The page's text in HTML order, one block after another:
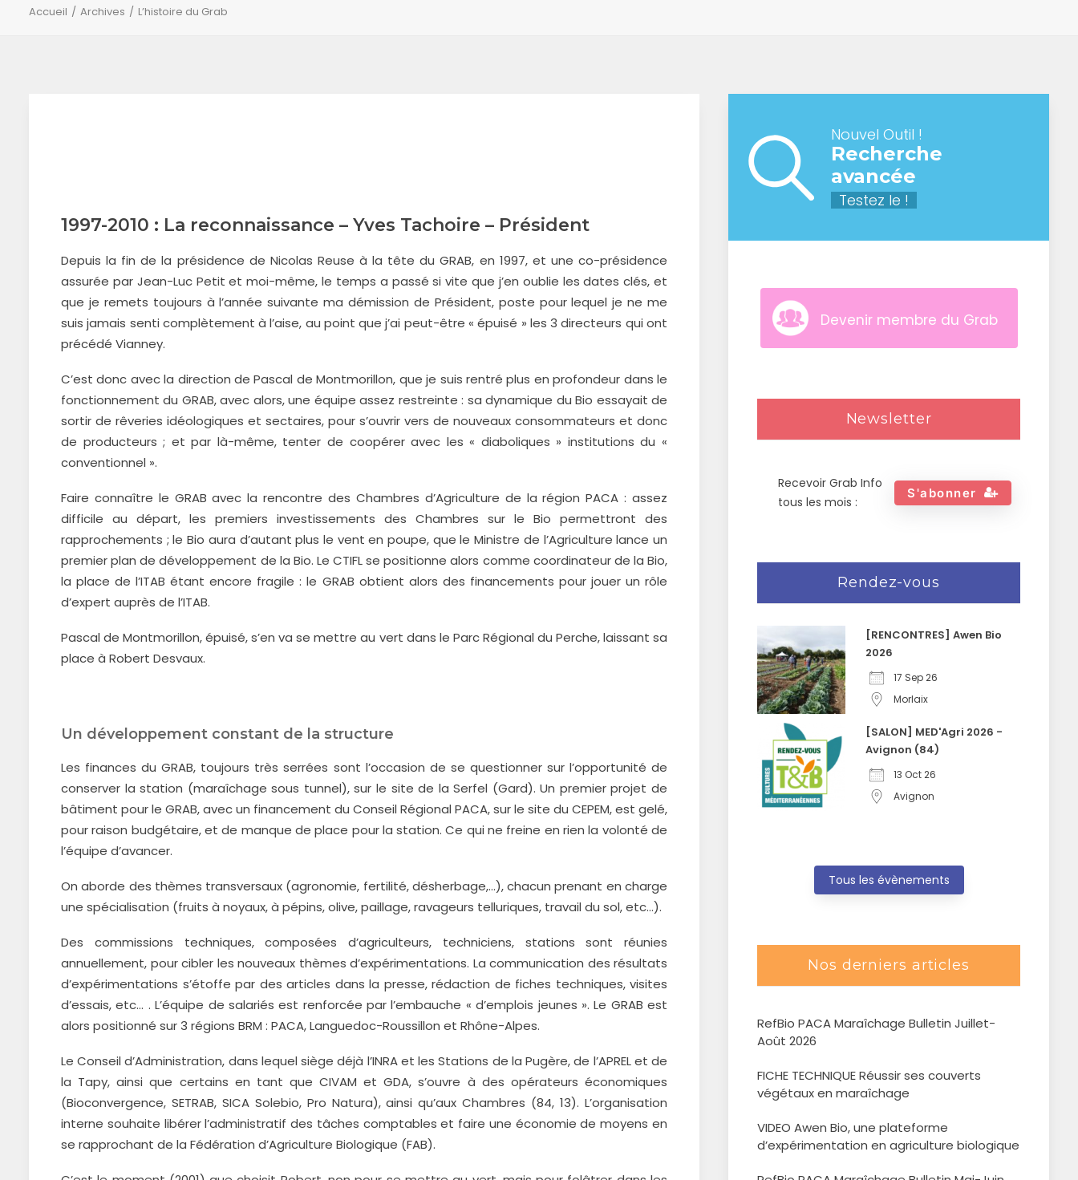
Accueil Archives L’histoire du Grab
1997-2010 : La reconnaissance – Yves Tachoire – Président
Depuis la fin de la présidence de Nicolas Reuse à la tête du GRAB, en 1997, et une co-présidence
assurée par Jean-Luc Petit et moi-même, le temps a passé si vite que j’en oublie les dates clés, et
que je remets toujours à l’année suivante ma démission de Président, poste pour lequel je ne me
suis jamais senti complètement à l’aise, au point que j’ai peut-être « épuisé » les 3 directeurs qui ont
précédé Vianney.
C’est donc avec la direction de Pascal de Montmorillon, que je suis rentré plus en profondeur dans le
fonctionnement du GRAB, avec alors, une équipe assez restreinte : sa dynamique du Bio essayait de
sortir de rêveries idéologiques et sectaires, pour s’ouvrir vers de nouveaux consommateurs et donc
de producteurs ; et par là-même, tenter de coopérer avec les « diaboliques » institutions du «
conventionnel ».
Faire connaître le GRAB avec la rencontre des Chambres d’Agriculture de la région PACA : assez
difficile au départ, les premiers investissements des Chambres sur le Bio permettront des
rapprochements ; le Bio aura d’autant plus le vent en poupe, que le Ministre de l’Agriculture lance un
premier plan de développement de la Bio. Le CTIFL se positionne alors comme coordinateur de la Bio,
la place de l’ITAB étant encore fragile : le GRAB obtient alors des financements pour jouer un rôle
d’expert auprès de l’ITAB.
Pascal de Montmorillon, épuisé, s’en va se mettre au vert dans le Parc Régional du Perche, laissant sa
place à Robert Desvaux.
Un développement constant de la structure
Les finances du GRAB, toujours très serrées sont l’occasion de se questionner sur l’opportunité de
conserver la station (maraîchage sous tunnel), sur le site de la Serfel (Gard). Un premier projet de
bâtiment pour le GRAB, avec un financement du Conseil Régional PACA, sur le site du CEPEM, est gelé,
pour raison budgétaire, et de manque de place pour la station. Ce qui ne freine en rien la volonté de
l’équipe d’avancer.
On aborde des thèmes transversaux (agronomie, fertilité, désherbage,…), chacun prenant en charge
une spécialisation (fruits à noyaux, à pépins, olive, paillage, ravageurs telluriques, travail du sol, etc…).
Des commissions techniques, composées d’agriculteurs, techniciens, stations sont réunies
annuellement, pour cibler les nouveaux thèmes d’expérimentations. La communication des résultats
d’expérimentations s’étoffe par des articles dans la presse, rédaction de fiches techniques, visites
d’essais, etc… . L’équipe de salariés est renforcée par l’embauche « d’emplois jeunes ». Le GRAB est
alors positionné sur 3 régions BRM : PACA, Languedoc-Roussillon et Rhône-Alpes.
Le Conseil d’Administration, dans lequel siège déjà l’INRA et les Stations de la Pugère, de l’APREL et de
la Tapy, ainsi que certains en tant que CIVAM et GDA, s’ouvre à des opérateurs économiques
(Bioconvergence, SETRAB, SICA Solebio, Pro Natura), ainsi qu’aux Chambres (84, 13). L’organisation
interne souhaite libérer l’administratif des tâches comptables et faire une économie de moyens en
se rapprochant de la Fédération d’Agriculture Biologique (FAB).
Nouvel Outil !
Recherche
avancée
Testez le !
Devenir membre du Grab
Newsletter
Recevoir Grab Info
tous les mois :
S'abonner
Rendez-vous
[RENCONTRES] Awen Bio
2026
17 Sep 26
Morlaix
[SALON] MED'Agri 2026 -
Avignon (84)
13 Oct 26
Avignon
Tous les évènements
Nos derniers articles
RefBio PACA Maraîchage Bulletin Juillet-
Août 2026
FICHE TECHNIQUE Réussir ses couverts
végétaux en maraîchage
VIDEO Awen Bio, une plateforme
d’expérimentation en agriculture biologique